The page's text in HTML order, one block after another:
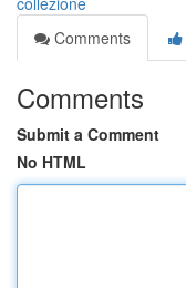
Comments
Comments
Submit a Comment
No HTML